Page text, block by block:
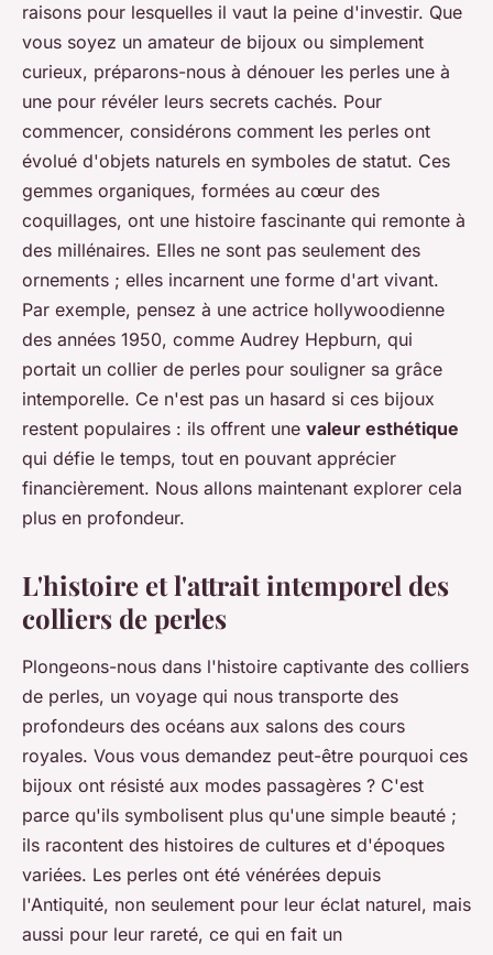
raisons pour lesquelles il vaut la peine d'investir. Que
vous soyez un amateur de bijoux ou simplement
curieux, préparons-nous à dénouer les perles une à
une pour révéler leurs secrets cachés. Pour
commencer, considérons comment les perles ont
évolué d'objets naturels en symboles de statut. Ces
gemmes organiques, formées au cœur des
coquillages, ont une histoire fascinante qui remonte à
des millénaires. Elles ne sont pas seulement des
ornements ; elles incarnent une forme d'art vivant.
Par exemple, pensez à une actrice hollywoodienne
des années 1950, comme Audrey Hepburn, qui
portait un collier de perles pour souligner sa grâce
intemporelle. Ce n'est pas un hasard si ces bijoux
restent populaires : ils offrent une valeur esthétique
qui défie le temps, tout en pouvant apprécier
financièrement. Nous allons maintenant explorer cela
plus en profondeur.
L'histoire et l'attrait intemporel des
colliers de perles
Plongeons-nous dans l'histoire captivante des colliers
de perles, un voyage qui nous transporte des
profondeurs des océans aux salons des cours
royales. Vous vous demandez peut-être pourquoi ces
bijoux ont résisté aux modes passagères ? C'est
parce qu'ils symbolisent plus qu'une simple beauté ;
ils racontent des histoires de cultures et d'époques
variées. Les perles ont été vénérées depuis
l'Antiquité, non seulement pour leur éclat naturel, mais
aussi pour leur rareté, ce qui en fait un